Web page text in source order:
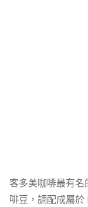
客多美咖啡最有
啡豆，調配成屬於